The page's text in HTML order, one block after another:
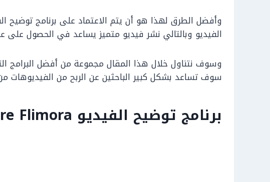
وأفضل الطرق لهذا هو أن يتم الاعتماد على برنامج
الفيديو وبالتالي نشر فيديو متميز يساعد في الحصول على
وسوف نتناول خلال هذا المقال مجموعة من أفضل البرامج
سوف تساعد بشكل كبير الباحثين عن الربح من الفيديوهات
برنامج توضيح الفيديو Wondershare Flimora